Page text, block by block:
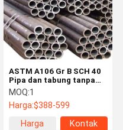
ASTM A106 Gr B SCH 40
Pipa dan tabung tanpa
jahitan baja karbon hitam
untuk aplikasi tekanan
tinggi
MOQ:1
Harga:$388-599
Harga
Kontak